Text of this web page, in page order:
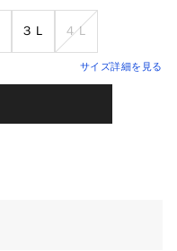
３Ｌ ４Ｌ
サイズ詳細を見る